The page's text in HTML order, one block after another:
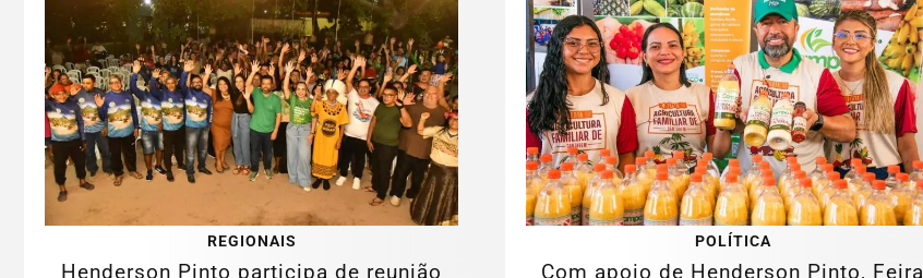
REGIONAIS
Henderson Pinto participa de reunião
POLÍTICA
Com apoio de Henderson Pinto, Feira